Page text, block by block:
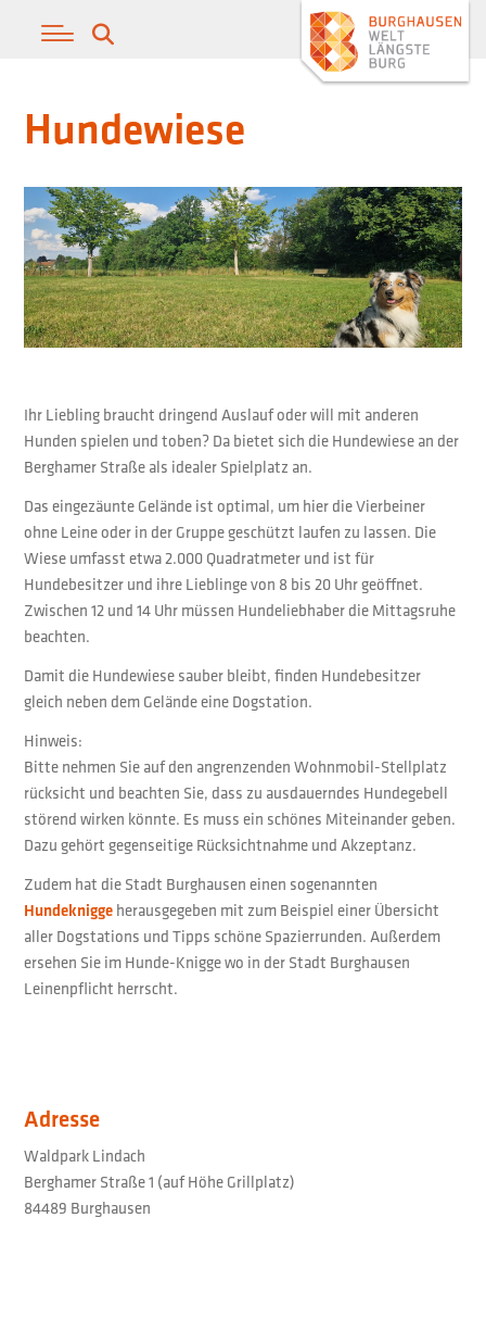
Hundewiese
Ihr Liebling braucht dringend Auslauf oder will mit anderen
Hunden spielen und toben? Da bietet sich die Hundewiese an der
Berghamer Straße als idealer Spielplatz an.
Das eingezäunte Gelände ist optimal, um hier die Vierbeiner
ohne Leine oder in der Gruppe geschützt laufen zu lassen. Die
Wiese umfasst etwa 2.000 Quadratmeter und ist für
Hundebesitzer und ihre Lieblinge von 8 bis 20 Uhr geöffnet.
Zwischen 12 und 14 Uhr müssen Hundeliebhaber die Mittagsruhe
beachten.
Damit die Hundewiese sauber bleibt, finden Hundebesitzer
gleich neben dem Gelände eine Dogstation.
Hinweis:
Bitte nehmen Sie auf den angrenzenden Wohnmobil-Stellplatz
rücksicht und beachten Sie, dass zu ausdauerndes Hundegebell
störend wirken könnte. Es muss ein schönes Miteinander geben.
Dazu gehört gegenseitige Rücksichtnahme und Akzeptanz.
Zudem hat die Stadt Burghausen einen sogenannten
Hundeknigge herausgegeben mit zum Beispiel einer Übersicht
aller Dogstations und Tipps schöne Spazierrunden. Außerdem
ersehen Sie im Hunde-Knigge wo in der Stadt Burghausen
Leinenpflicht herrscht.
Adresse
Waldpark Lindach
Berghamer Straße 1 (auf Höhe Grillplatz)
84489 Burghausen